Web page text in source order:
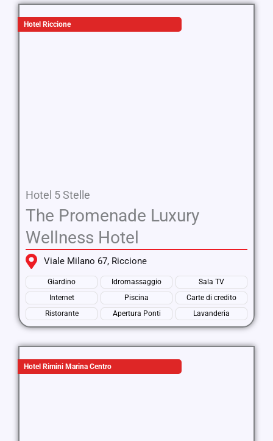
Hotel Riccione
Hotel 5 Stelle
The Promenade Luxury
Wellness Hotel
Viale Milano 67, Riccione
Giardino Idromassaggio
Sala TV
Internet
Piscina
Carte di credito
Ristorante
Apertura Ponti Lavanderia
Hotel Rimini Marina Centro